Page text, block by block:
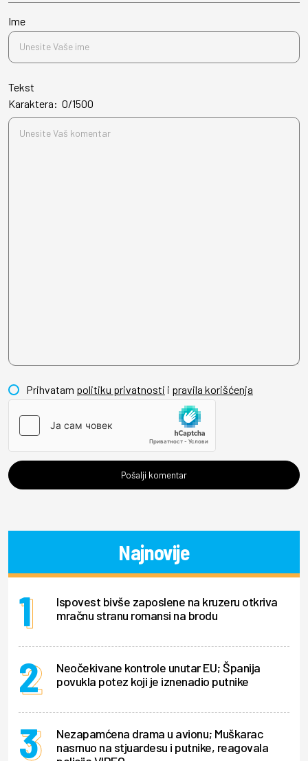
Ime
Tekst
Karaktera: 0/1500
Prihvatam politiku privatnosti i pravila korišćenja
Pošalji komentar
Najnovije
Ispovest bivše zaposlene na kruzeru otkriva
mračnu stranu romansi na brodu
Neočekivane kontrole unutar EU; Španija
povukla potez koji je iznenadio putnike
Nezapamćena drama u avionu; Muškarac
nasrnuo na stjuardesu i putnike, reagovala